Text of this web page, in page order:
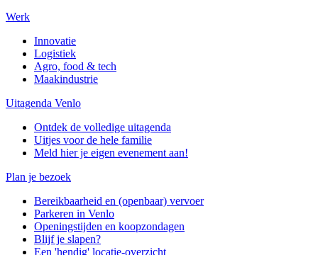
Werk
Innovatie
Logistiek
Agro, food & tech
Maakindustrie
Uitagenda Venlo
Ontdek de volledige uitagenda
Uitjes voor de hele familie
Meld hier je eigen evenement aan!
Plan je bezoek
Bereikbaarheid en (openbaar) vervoer
Parkeren in Venlo
Openingstijden en koopzondagen
Blijf je slapen?
Een 'hendig' locatie-overzicht